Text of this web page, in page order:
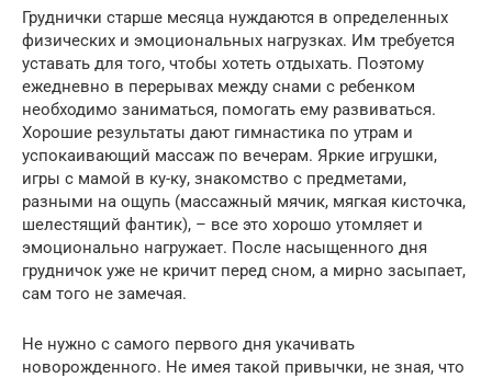
Груднички старше месяца нуждаются в определенных
физических и эмоциональных нагрузках. Им требуется
уставать для того, чтобы хотеть отдыхать. Поэтому
ежедневно в перерывах между снами с ребенком
необходимо заниматься, помогать ему развиваться.
Хорошие результаты дают гимнастика по утрам и
успокаивающий массаж по вечерам. Яркие игрушки,
игры с мамой в ку-ку, знакомство с предметами,
разными на ощупь (массажный мячик, мягкая кисточка,
шелестящий фантик), – все это хорошо утомляет и
эмоционально нагружает. После насыщенного дня
грудничок уже не кричит перед сном, а мирно засыпает,
сам того не замечая.
Не нужно с самого первого дня укачивать
новорожденного. Не имея такой привычки, не зная, что